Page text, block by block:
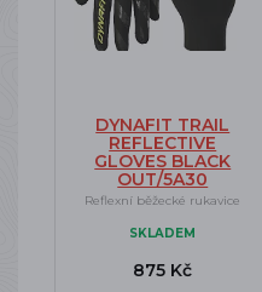
DYNAFIT TRAIL
REFLECTIVE
GLOVES BLACK
OUT/5A30
Reflexní běžecké rukavice
SKLADEM
875 Kč